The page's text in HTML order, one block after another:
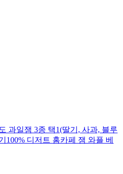
과일잼 3종 택1(딸기, 사과, 블루
100% 디저트 홈카페 잼 와플 베